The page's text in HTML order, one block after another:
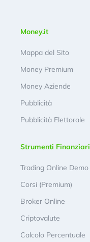
Money.it
Mappa del Sito
Money Premium
Money Aziende
Pubblicità
Pubblicità Elettorale
Strumenti Finanziari
Trading Online Demo
Corsi (Premium)
Broker Online
Criptovalute
Calcolo Percentuale